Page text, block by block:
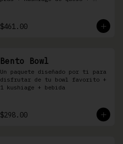
$461.00
Bento Bowl
Un paquete diseñado por ti para
disfrutar de tu bowl favorito +
1 kushiage + bebida
$298.00